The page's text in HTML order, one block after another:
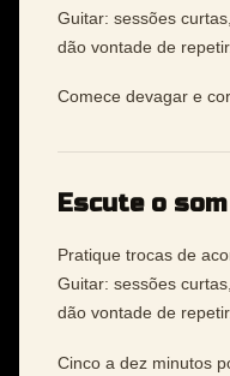
Guitar: sessões
dão vontade de repetir.
Comece devagar e
Escute o som
Pratique trocas de
Guitar: sessões
dão vontade de repetir.
Cinco a dez minutos